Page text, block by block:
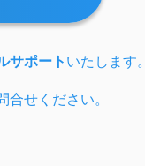
サポート いたします。
合せください。